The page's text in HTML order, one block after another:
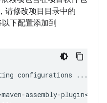
请修改项目目录中的
下配置添加到
configurations ...